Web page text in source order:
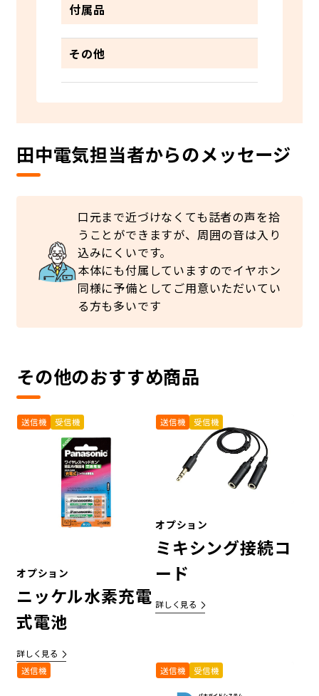
付属品
その他
田中電気担当者からのメッセージ
口元まで近づけなくても話者の声を拾
うことができますが、周囲の音は入り
込みにくいです。
本体にも付属していますのでイヤホン
同様に予備としてご用意いただいてい
る方も多いです
その他のおすすめ商品
送信機 受信機
オプション
ニッケル水素充電
式電池
詳しく見る
送信機 受信機
オプション
ミキシング接続コ
ード
詳しく見る
送信機 送信機 受信機